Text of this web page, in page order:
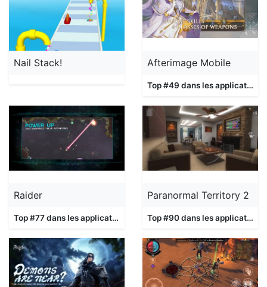
Nail Stack! Afterimage Mobile
Top #49 dans les applications
Raider
Top #77 dans les applications Jeux
Paranormal Territory 2
Top #90 dans les applications